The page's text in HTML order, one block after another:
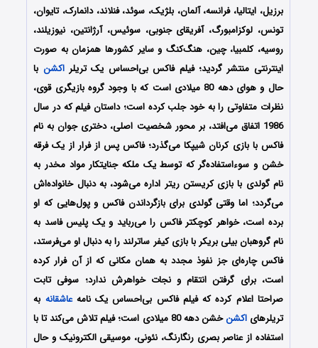
برزیل، ایتالیا، فرانسه، آلمان، بلژیک، سوئد، فنلاند، دانمارک، تایوان،
تونس، لوکزامبورگ، آفریقای جنوبی، سوئیس، آرژانتین، نیوزیلند،
روسیه، کلمبیا، چین، هنگ‌کنگ و سایر کشورها همزمان به صورت
اینترنتی منتشر گردید؛فیلم فاکس بی‌احساس یک تریلراکشن با
حال و هوای دهه 80 میلادی است که با وجود گروه بازیگری قوی،
نظرات متفاوتی را به خود جلب کرده است؛ داستان فیلم که در سال
1986 اتفاق می‌افتد، بر محور شخصیت اصلی، دختری جوان به نام
فاکس با بازی کرنان شیپکا می‌گذرد؛ فاکس پس از فرار از یک فرقه
خشن و سوءاستفاده‌گر که توسط یک ملکه جنایتکار مواد مخدر به
نام گولدی با بازی کریستن ریتر اداره می‌شود، به دنبال خانواده‌اش
می‌گردد؛ اما وقتی گولدی برای بازگرداندن فاکس و پول‌هایی که او
برده است، خواهر کوچکتر فاکس را می‌رباید و یک پلیس فاسد به
نام گروهبان بیلی بریکر با بازی کیفر ساترلند را به دنبال او می‌فرستد،
فاکس چاره‌ای جز نفوذ مجدد به همان مکانی که از آن فرار کرده
است، برای گرفتن انتقام و نجات خواهرش ندارد؛ سوفی تابت
صراحتا اعلام کرده که فیلم فاکس بی‌احساس یک نامهعاشقانه به
تریلرهایاکشن
خشن دهه 80 میلادی است؛ فیلم تلاش می‌کند تا با
استفاده از عناصر بصری رنگارنگ، نئونی، موسیقی الکترونیک و حال